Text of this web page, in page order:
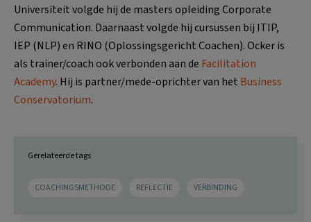
Universiteit volgde hij de masters opleiding Corporate
Communication. Daarnaast volgde hij cursussen bij ITIP,
IEP (NLP) en RINO (Oplossingsgericht Coachen). Ocker is
als trainer/coach ook verbonden aan de Facilitation
Academy. Hij is partner/mede-oprichter van het Business
Conservatorium.
Gerelateerde tags
COACHINGSMETHODE REFLECTIE VERBINDING